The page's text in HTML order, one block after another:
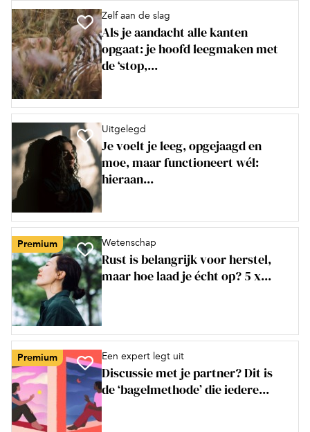
Zelf aan de slag
Als je aandacht alle kanten
opgaat: je hoofd leegmaken met
de ‘stop,...
Uitgelegd
Je voelt je leeg, opgejaagd en
moe, maar functioneert wél:
hieraan...
Premium Wetenschap
Rust is belangrijk voor herstel,
maar hoe laad je écht op? 5 x...
Premium Een expert legt uit
Discussie met je partner? Dit is
de ‘bagelmethode’ die iedere...